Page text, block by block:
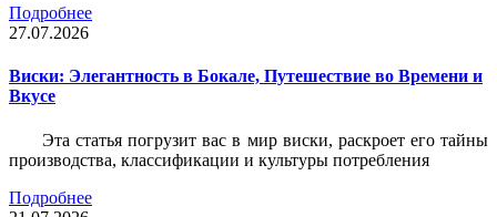
Подробнее
27.07.2026
Виски: Элегантность в Бокале, Путешествие во Времени и
Вкусе
Эта статья погрузит вас в мир виски, раскроет его тайны
производства, классификации и культуры потребления
Подробнее